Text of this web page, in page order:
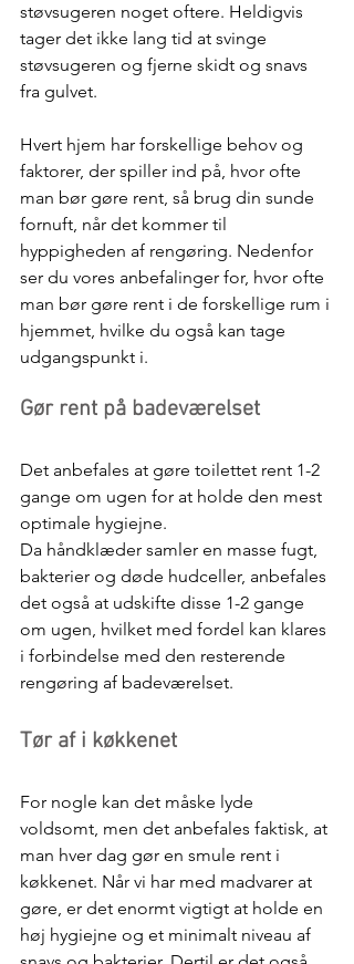
støvsugeren noget oftere. Heldigvis
tager det ikke lang tid at svinge
støvsugeren og fjerne skidt og snavs
fra gulvet.
Hvert hjem har forskellige behov og
faktorer, der spiller ind på, hvor ofte
man bør gøre rent, så brug din sunde
fornuft, når det kommer til
hyppigheden af rengøring. Nedenfor
ser du vores anbefalinger for, hvor ofte
man bør gøre rent i de forskellige rum i
hjemmet, hvilke du også kan tage
udgangspunkt i.
Gør rent på badeværelset
Det anbefales at gøre toilettet rent 1-2
gange om ugen for at holde den mest
optimale hygiejne.
Da håndklæder samler en masse fugt,
bakterier og døde hudceller, anbefales
det også at udskifte disse 1-2 gange
om ugen, hvilket med fordel kan klares
i forbindelse med den resterende
rengøring af badeværelset.
Tør af i køkkenet
For nogle kan det måske lyde
voldsomt, men det anbefales faktisk, at
man hver dag gør en smule rent i
køkkenet. Når vi har med madvarer at
gøre, er det enormt vigtigt at holde en
høj hygiejne og et minimalt niveau af